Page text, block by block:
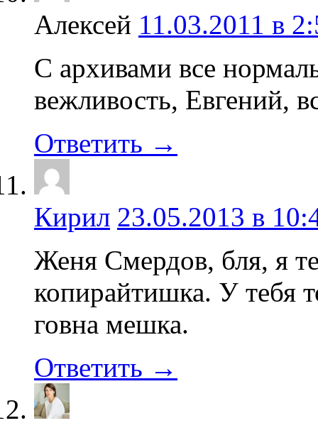
Алексей 11.03.2011 в
С архивами все
вежливость, Евгений,
Ответить →
Кирил 23.05.2013 в
Женя Смердов, бля, я
копирайтишка. У тебя
говна мешка.
Ответить →